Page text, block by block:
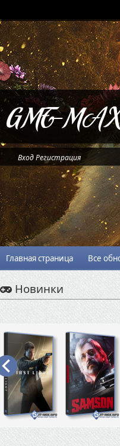
ВходРегистрация
Главная страница Все
Новинки